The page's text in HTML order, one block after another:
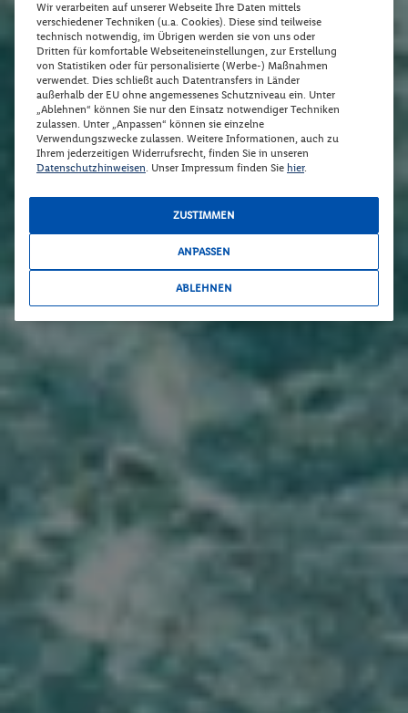
Wir verarbeiten auf unserer Webseite Ihre Daten mittels
verschiedener Techniken (u.a. Cookies). Diese sind teilweise
technisch notwendig, im Übrigen werden sie von uns oder
Dritten für komfortable Webseiteneinstellungen, zur Erstellung
von Statistiken oder für personalisierte (Werbe-) Maßnahmen
verwendet. Dies schließt auch Datentransfers in Länder
außerhalb der EU ohne angemessenes Schutzniveau ein. Unter
„Ablehnen“ können Sie nur den Einsatz notwendiger Techniken
zulassen. Unter „Anpassen“ können sie einzelne
Verwendungszwecke zulassen. Weitere Informationen, auch zu
Ihrem jederzeitigen Widerrufsrecht, finden Sie in unseren
Datenschutzhinweisen. Unser Impressum finden Sie hier.
ZUSTIMMEN
ANPASSEN
ABLEHNEN